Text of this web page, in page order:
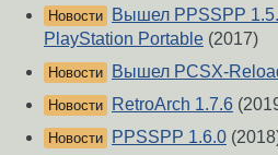
Новости
Вышел PPSSPP
PlayStation Portable (2017)
Новости Вышел PCSX-
Новости RetroArch 1.7.6
Новости PPSSPP 1.6.0